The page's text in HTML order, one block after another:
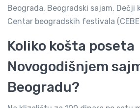
Beograda, Beogradski sajam,
Centar beogradskih festivala
Koliko košta poseta
Novogodišnjem
Beogradu?